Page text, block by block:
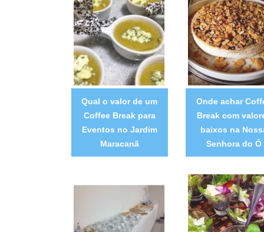
Qual o valor de um
Coffee Break para
Eventos no Jardim
Maracanã
Onde achar
Break com
baixos na
Senhora do Ó